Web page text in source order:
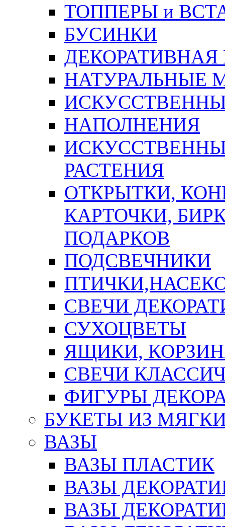
ТОППЕРЫ и
БУСИНКИ
ДЕКОРАТИВНАЯ
НАТУРАЛЬНЫЕ
НАПОЛНЕНИЯ
РАСТЕНИЯ
ОТКРЫТКИ,
КАРТОЧКИ,
ПОДАРКОВ
ПОДСВЕЧНИКИ
СВЕЧИ
СУХОЦВЕТЫ
ЯЩИКИ,
СВЕЧИ
ФИГУРЫ
БУКЕТЫ ИЗ
ВАЗЫ
ВАЗЫ ПЛАСТИК
ВАЗЫ
ВАЗЫ